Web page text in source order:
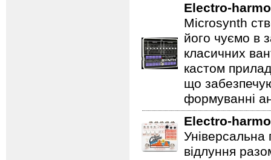
Electro-
Microsynth
його чуємо в
класичних
кастом
що
формуванні
Electro-
Універсальна
відлуння